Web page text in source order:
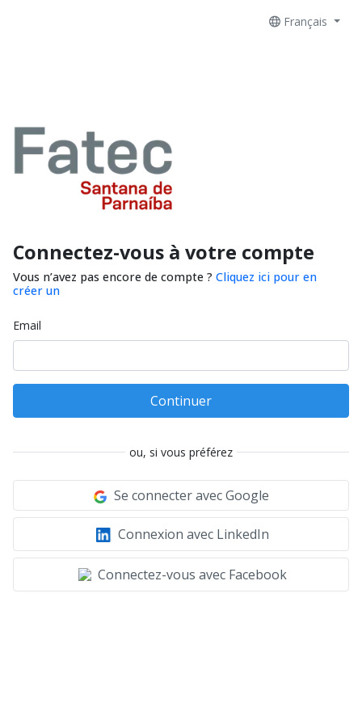
Français
Connectez-vous à votre compte
Vous n’avez pas encore de compte ? Cliquez ici pour en
créer un
Email
Continuer
ou, si vous préférez
Se connecter avec Google
Connexion avec LinkedIn
Connectez-vous avec Facebook